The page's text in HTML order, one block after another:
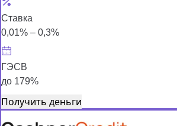
Ставка
0,01% – 0,3%
ГЭСВ
до 179%
Получить деньги